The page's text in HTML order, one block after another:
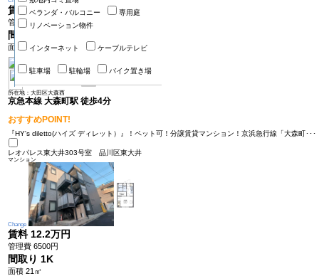
ベランダ・バルコニー
専用庭
リノベーション物件
インターネット ケーブルテレビ
駐車場 駐輪場 バイク置き場
賃料10.5万円
管理費 10000円
間取り
面積 25.56㎡
所在地：大田区大森西
京急本線 大森町駅 徒歩4分
おすすめPOINT!
『HY's diletto(ハイズ ディレット）』！ペット可！分譲賃貸マンション！京浜急行線「大森町･･･
レオパレス東大井303号室 品川区東大井
マンション
Change
賃料 12.2万円
管理費 6500円
間取り 1K
面積 21㎡